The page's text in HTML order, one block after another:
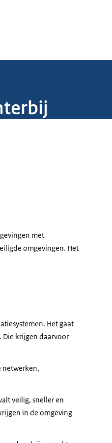
met
omgevingen. Het
Het gaat
krijgen daarvoor
netwerken,
veilig, sneller en
in de omgeving